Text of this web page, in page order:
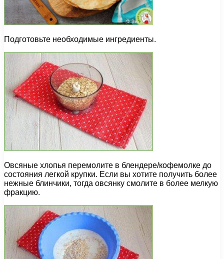
Подготовьте необходимые ингредиенты.
Овсяные хлопья перемолите в блендере/кофемолке до
состояния легкой крупки. Если вы хотите получить более
нежные блинчики, тогда овсянку смолите в более мелкую
фракцию.